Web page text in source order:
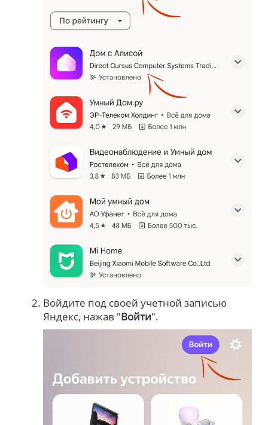
Войдите под своей учетной записью
Яндекс, нажав "Войти".